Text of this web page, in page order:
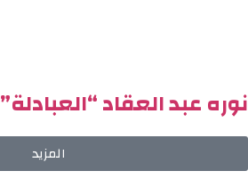
نوره عبد العقاد “العبادلة”
المزيد